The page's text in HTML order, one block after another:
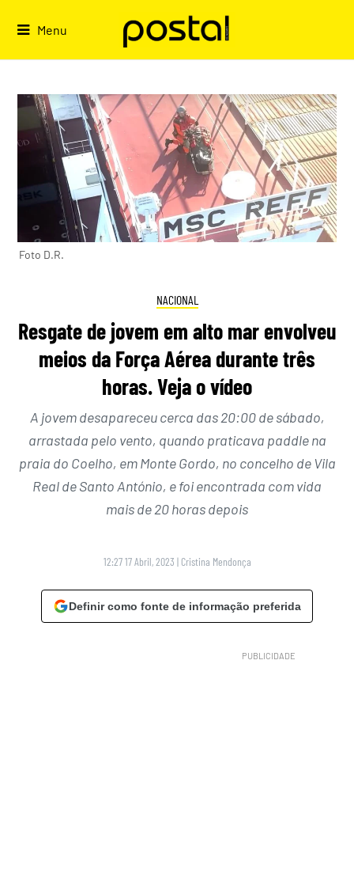
Menu
Foto D.R.
NACIONAL
Resgate de jovem em alto mar envolveu
meios da Força Aérea durante três
horas. Veja o vídeo
A jovem desapareceu cerca das 20:00 de sábado,
arrastada pelo vento, quando praticava paddle na
praia do Coelho, em Monte Gordo, no concelho de Vila
Real de Santo António, e foi encontrada com vida
mais de 20 horas depois
12:27 17 Abril, 2023 | Cristina Mendonça
Definir como fonte de informação preferida